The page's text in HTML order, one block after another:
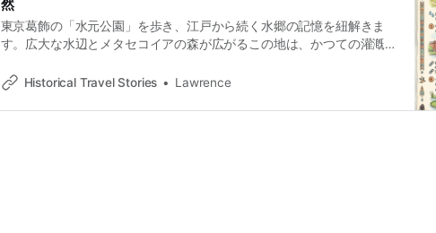
然
東京葛飾の「水元公園」を歩き、江戸から続く水郷の記憶を紐解きま
す。広大な水辺とメタセコイアの森が広がるこの地は、かつての灌漑
る「水の郷」の魅力を凝縮した紀行ガイド。
Historical Travel Stories Lawrence